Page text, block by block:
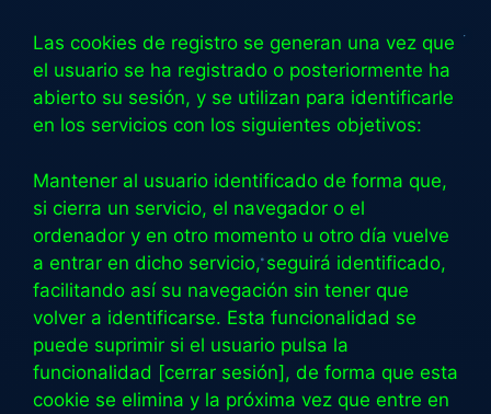
Las cookies de registro se generan una vez que
el usuario se ha registrado o posteriormente ha
abierto su sesión, y se utilizan para identificarle
en los servicios con los siguientes objetivos:
Mantener al usuario identificado de forma que,
si cierra un servicio, el navegador o el
ordenador y en otro momento u otro día vuelve
a entrar en dicho servicio, seguirá identificado,
facilitando así su navegación sin tener que
volver a identificarse. Esta funcionalidad se
puede suprimir si el usuario pulsa la
funcionalidad [cerrar sesión], de forma que esta
cookie se elimina y la próxima vez que entre en